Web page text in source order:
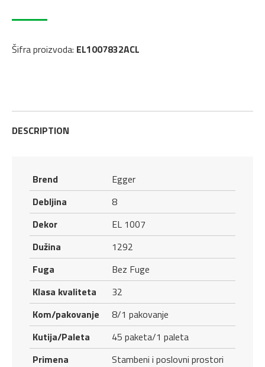
Šifra proizvoda: EL1007832ACL
DESCRIPTION
Brend
Egger
Debljina
8
Dekor
EL 1007
Dužina
1292
Fuga
Bez Fuge
Klasa kvaliteta
32
Kom/pakovanje
8/1 pakovanje
Kutija/Paleta
45 paketa/1 paleta
Primena
Stambeni i poslovni prostori